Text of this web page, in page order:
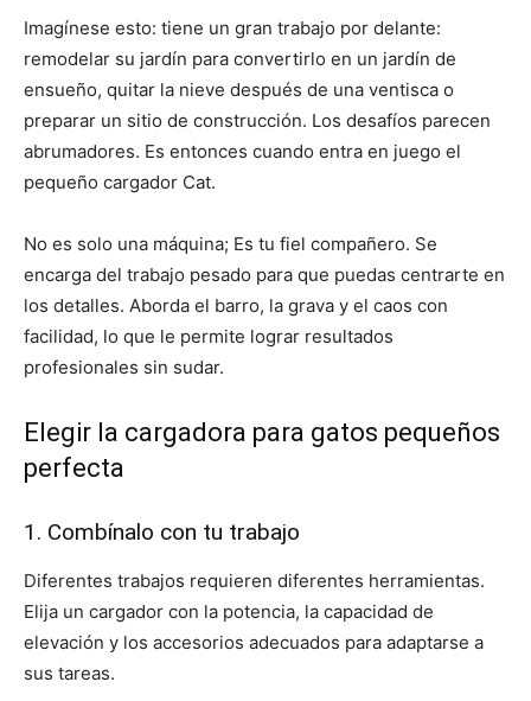
Imagínese esto: tiene un gran trabajo por delante:
remodelar su jardín para convertirlo en un jardín de
ensueño, quitar la nieve después de una ventisca o
preparar un sitio de construcción. Los desafíos parecen
abrumadores. Es entonces cuando entra en juego el
pequeño cargador Cat.
No es solo una máquina; Es tu fiel compañero. Se
encarga del trabajo pesado para que puedas centrarte en
los detalles. Aborda el barro, la grava y el caos con
facilidad, lo que le permite lograr resultados
profesionales sin sudar.
Elegir la cargadora para gatos pequeños
perfecta
1. Combínalo con tu trabajo
Diferentes trabajos requieren diferentes herramientas.
Elija un cargador con la potencia, la capacidad de
elevación y los accesorios adecuados para adaptarse a
sus tareas.